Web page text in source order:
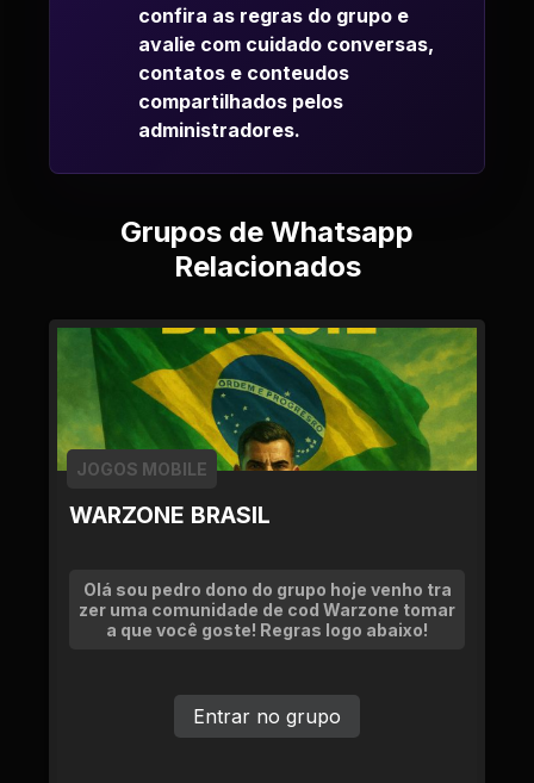
confira as regras do grupo e
avalie com cuidado conversas,
contatos e conteudos
compartilhados pelos
administradores.
Grupos de Whatsapp
Relacionados
WARZONE BRASIL
JOGOS MOBILE
Olá sou pedro dono do grupo hoje venho tra
zer uma comunidade de cod Warzone tomar
a que você goste! Regras logo abaixo!
Entrar no grupo